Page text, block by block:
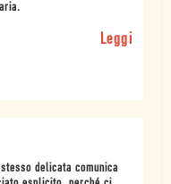
Leggi
delicata comunica